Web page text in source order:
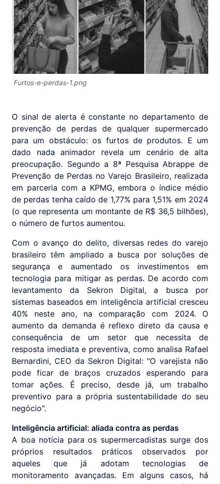
Furtos-e-perdas-1.png
O sinal de alerta é constante no departamento de
prevenção de perdas de qualquer supermercado
para um obstáculo: os furtos de produtos. E um
dado nada animador revela um cenário de alta
preocupação. Segundo a 8ª Pesquisa Abrappe de
Prevenção de Perdas no Varejo Brasileiro, realizada
em parceria com a KPMG, embora o índice médio
de perdas tenha caído de 1,77% para 1,51% em 2024
(o que representa um montante de R$ 36,5 bilhões),
o número de furtos aumentou.
Com o avanço do delito, diversas redes do varejo
brasileiro têm ampliado a busca por soluções de
segurança e aumentado os investimentos em
tecnologia para mitigar as perdas. De acordo com
levantamento da Sekron Digital, a busca por
sistemas baseados em inteligência artificial cresceu
40% neste ano, na comparação com 2024. O
aumento da demanda é reflexo direto da causa e
consequência de um setor que necessita de
resposta imediata e preventiva, como analisa Rafael
Bernardini, CEO da Sekron Digital: "O varejista não
pode ficar de braços cruzados esperando para
tomar ações. É preciso, desde já, um trabalho
preventivo para a própria sustentabilidade do seu
negócio".
Inteligência artificial: aliada contra as perdas
A boa notícia para os supermercadistas surge dos
próprios resultados práticos observados por
aqueles que já adotam tecnologias de
monitoramento avançadas. Em alguns casos, há